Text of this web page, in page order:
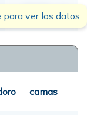
00,00 mt
para ver los datos
camas